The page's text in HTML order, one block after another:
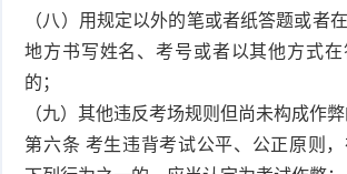
（八）用规定以外的笔或者纸答题或者
地方书写姓名、考号或者以其他方式
的；
（九）其他违反考场规则但尚未构成作弊
第六条 考生违背考试公平、公正原则